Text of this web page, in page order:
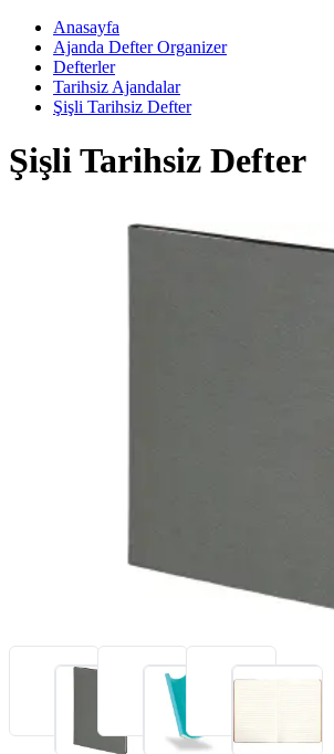
Anasayfa
Ajanda Defter Organizer
Defterler
Tarihsiz Ajandalar
Şişli Tarihsiz Defter
Şişli Tarihsiz Defter